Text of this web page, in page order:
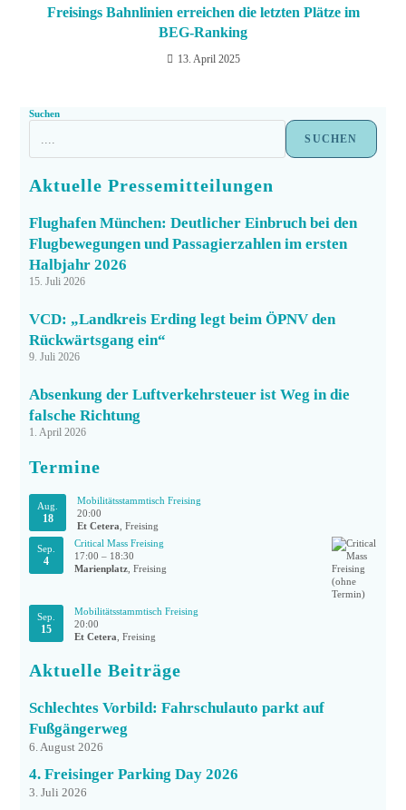
Freisings Bahnlinien erreichen die letzten Plätze im
BEG-Ranking
13. April 2025
Suchen
SUCHEN
Aktuelle Pressemitteilungen
Flughafen München: Deutlicher Einbruch bei den
Flugbewegungen und Passagierzahlen im ersten
Halbjahr 2026
15. Juli 2026
VCD: „Landkreis Erding legt beim ÖPNV den
Rückwärtsgang ein“
9. Juli 2026
Absenkung der Luftverkehrsteuer ist Weg in die
falsche Richtung
1. April 2026
Termine
Aug.
18
Mobilitätsstammtisch Freising
20:00
Et Cetera , Freising
Sep.
4
Critical Mass Freising
17:00 – 18:30
Marienplatz , Freising
Sep.
15
Mobilitätsstammtisch Freising
20:00
Et Cetera , Freising
Aktuelle Beiträge
Schlechtes Vorbild: Fahrschulauto parkt auf
Fußgängerweg
6. August 2026
4. Freisinger Parking Day 2026
3. Juli 2026